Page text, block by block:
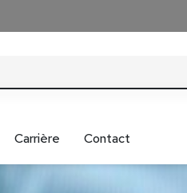
Carrière Contact